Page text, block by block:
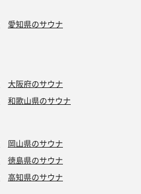
愛知県のサウナ
大阪府のサウナ
和歌山県のサウナ
岡山県のサウナ
徳島県のサウナ
高知県のサウナ